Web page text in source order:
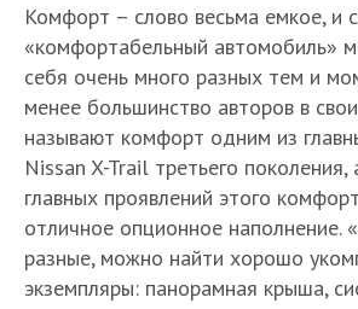
Комфорт – слово весьма емкое, и
«комфортабельный автомобиль»
себя очень много разных тем и
менее большинство авторов в
называют комфорт одним из
Nissan X-Trail третьего
главных проявлений этого
отличное опционное наполнение.
разные, можно найти хорошо
экземпляры: панорамная крыша,